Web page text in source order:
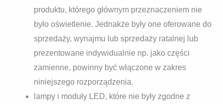
produktu, którego głównym przeznaczeniem nie
było oświetlenie. Jednakże były one oferowane do
sprzedaży, wynajmu lub sprzedaży ratalnej lub
prezentowane indywidualnie np. jako części
zamienne, powinny być włączone w zakres
niniejszego rozporządzenia.
lampy i moduły LED, które nie były zgodne z